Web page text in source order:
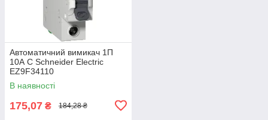
Автоматичний вимикач 1П
10А С Schneider Electric
EZ9F34110
В наявності
175,07 ₴ 184,28 ₴